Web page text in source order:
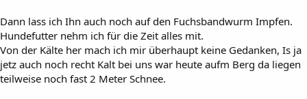
Dann lass ich Ihn auch noch auf den Fuchsbandwurm Impfen.
Hundefutter nehm ich für die Zeit alles mit.
Von der Kälte her mach ich mir überhaupt keine Gedanken, Is ja
jetz auch noch recht Kalt bei uns war heute aufm Berg da liegen
teilweise noch fast 2 Meter Schnee.